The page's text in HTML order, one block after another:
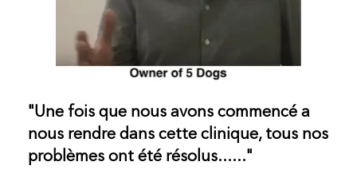
"Une fois que nous avons commencé a
nous rendre dans cette clinique, tous nos
problèmes ont été résolus......"